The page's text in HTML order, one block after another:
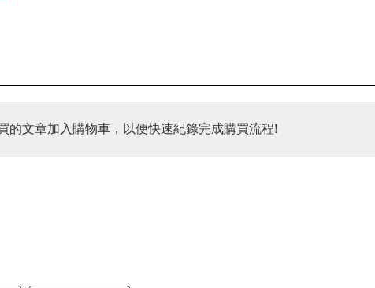
的文章加入購物車，以便快速紀錄完成購買流程!